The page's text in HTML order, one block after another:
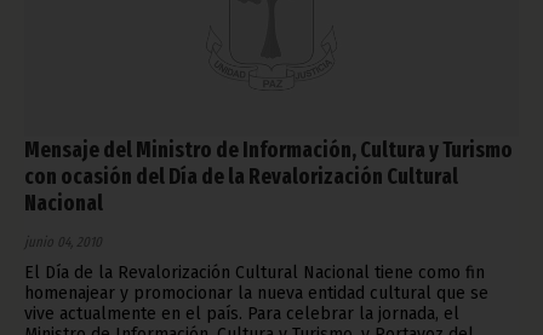
Mensaje del Ministro de Información, Cultura y Turismo
con ocasión del Día de la Revalorización Cultural
Nacional
junio 04, 2010
El Día de la Revalorización Cultural Nacional tiene como fin
homenajear y promocionar la nueva entidad cultural que se
vive actualmente en el país. Para celebrar la jornada, el